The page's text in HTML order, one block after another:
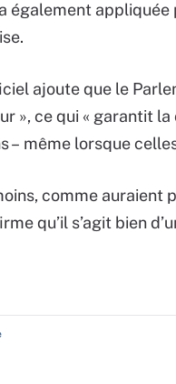
également appliquée
ajoute que le
», ce qui « garantit
– même lorsque
comme
qu’il s’agit bien